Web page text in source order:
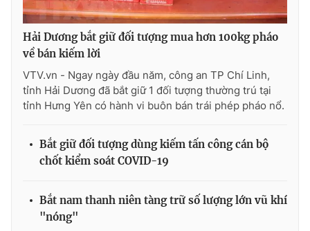
thuận bằng văn bản. Ghi rõ nguồn VTV.vn khi phát hành lại
thông tin từ website này.
Hải Dương bắt giữ đối tượng mua hơn 100kg pháo
về bán kiếm lời
VTV.vn - Ngay ngày đầu năm, công an TP Chí Linh,
tỉnh Hải Dương đã bắt giữ 1 đối tượng thường trú tại
tỉnh Hưng Yên có hành vi buôn bán trái phép pháo nổ.
Bắt giữ đối tượng dùng kiếm tấn công cán bộ
chốt kiểm soát COVID-19
Bắt nam thanh niên tàng trữ số lượng lớn vũ khí
"nóng"